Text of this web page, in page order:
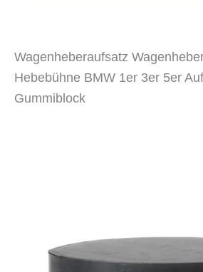
Wagenheberaufsatz
Hebebühne BMW 1er 3er 5er
Gummiblock